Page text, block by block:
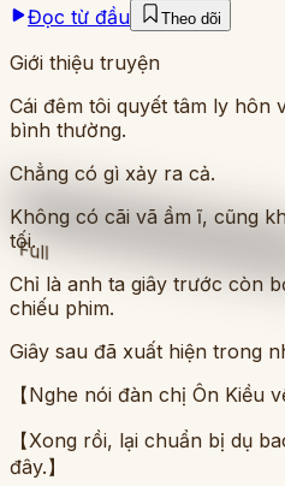
Full
Đọc từ đầu
Theo dõi
Giới thiệu truyện
Cái đêm tôi quyết tâm ly hôn
bình thường.
Chẳng có gì xảy ra cả.
Không có cãi vã ầm ĩ, cũng
tối.
Chỉ là anh ta giây trước còn
chiếu phim.
Giây sau đã xuất hiện trong
【Nghe nói đàn chị Ôn Kiều
【Xong rồi, lại chuẩn bị dụ
đây.】